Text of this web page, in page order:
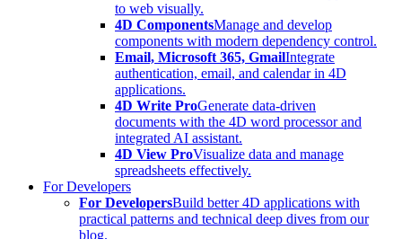
to web visually.
4D ComponentsManage and develop
components with modern dependency control.
Email, Microsoft 365, GmailIntegrate
authentication, email, and calendar in 4D
applications.
4D Write ProGenerate data-driven
documents with the 4D word processor and
integrated AI assistant.
4D View ProVisualize data and manage
spreadsheets effectively.
For Developers
For DevelopersBuild better 4D applications with
practical patterns and technical deep dives from our
blog.